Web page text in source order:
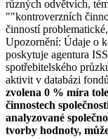
různých odvětvích,
""kontroverzních
činností
Upozornění: Údaje o
poskytuje agentura
spotřebitelského
aktivit v databázi
zvolena 0 % míra
činnostech
analyzované
tvorby hodnoty,